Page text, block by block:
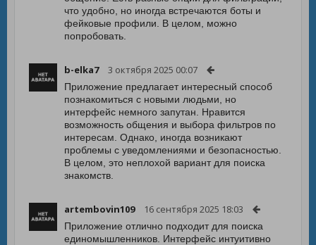
что удобно, но иногда встречаются боты и
фейковые профили. В целом, можно
попробовать.
b-elka7 3 октября 2025 00:07
Приложение предлагает интересный способ
познакомиться с новыми людьми, но
интерфейс немного запутан. Нравится
возможность общения и выбора фильтров по
интересам. Однако, иногда возникают
проблемы с уведомлениями и безопасностью.
В целом, это неплохой вариант для поиска
знакомств.
artembovin109 16 сентября 2025 18:03
Приложение отлично подходит для поиска
единомышленников. Интерфейс интуитивно